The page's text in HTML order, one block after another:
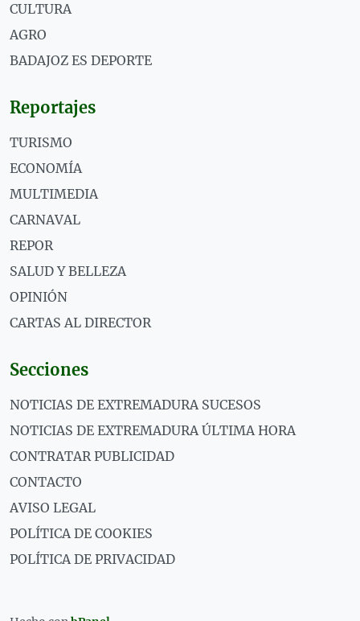
CULTURA
AGRO
BADAJOZ ES DEPORTE
Reportajes
TURISMO
ECONOMÍA
MULTIMEDIA
CARNAVAL
REPOR
SALUD Y BELLEZA
OPINIÓN
CARTAS AL DIRECTOR
Secciones
NOTICIAS DE EXTREMADURA SUCESOS
NOTICIAS DE EXTREMADURA ÚLTIMA HORA
CONTRATAR PUBLICIDAD
CONTACTO
AVISO LEGAL
POLÍTICA DE COOKIES
POLÍTICA DE PRIVACIDAD